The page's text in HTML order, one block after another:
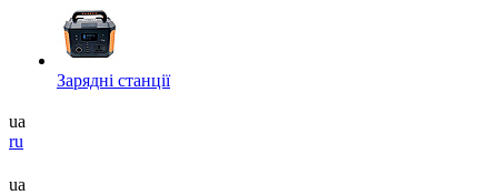
Зарядні станції
ua
ru
ua